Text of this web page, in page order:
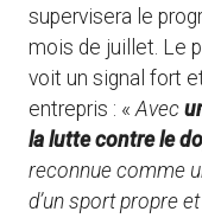
supervisera le
mois de juillet. Le
voit un signal fort
entrepris : «Avec
la lutte contre le
reconnue comme
d’un sport propre